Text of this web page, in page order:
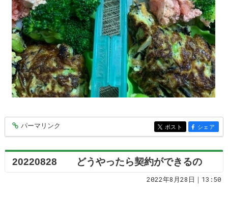
entry7464
パーマリンク entry7464
ポスト entry7464
シェア
20220828 どうやったら契約ができるの
2022年8月28日｜13:50